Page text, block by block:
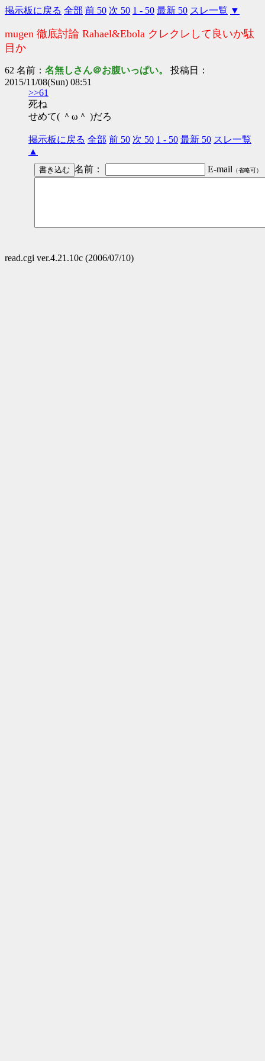
掲示板に戻る 全部 前 50 次 50 1 - 50 最新 50 スレ一覧 ▼
mugen 徹底討論 Rahael&Ebola クレクレして良いか駄
目か
62 名前： 名無しさん＠お腹いっぱい。 投稿日：
2015/11/08(Sun) 08:51
>>61
死ね
せめて( ＾ω＾ )だろ
掲示板に戻る 全部 前 50 次 50 1 - 50 最新 50 スレ一覧
▲
名前：
E-mail （省略可）
read.cgi ver.4.21.10c (2006/07/10)